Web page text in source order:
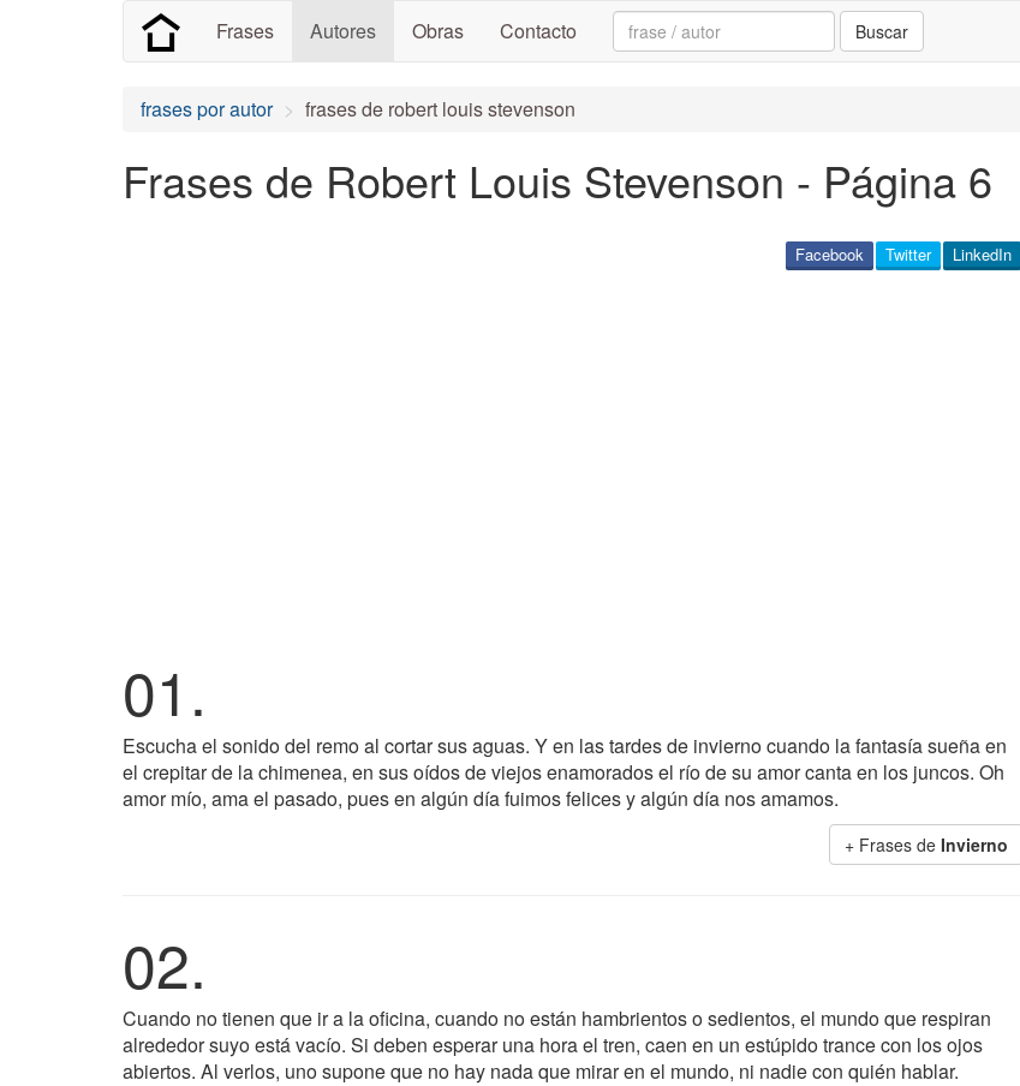
Frases Autores Obras Contacto Search: Buscar
frases por autor frases de robert louis stevenson
Frases de Robert Louis Stevenson - Página 6
LinkedIn
Twitter
Facebook
01.
Escucha el sonido del remo al cortar sus aguas. Y en las tardes de invierno cuando la fantasía sueña en
el crepitar de la chimenea, en sus oídos de viejos enamorados el río de su amor canta en los juncos. Oh
amor mío, ama el pasado, pues en algún día fuimos felices y algún día nos amamos.
+ Frases de Invierno
02.
Cuando no tienen que ir a la oficina, cuando no están hambrientos o sedientos, el mundo que respiran
alrededor suyo está vacío. Si deben esperar una hora el tren, caen en un estúpido trance con los ojos
abiertos. Al verlos, uno supone que no hay nada que mirar en el mundo, ni nadie con quién hablar.